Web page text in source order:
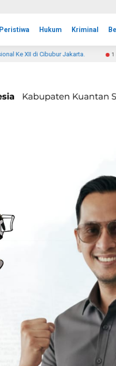
Peristiwa Hukum Kriminal
1 hari lalu Kasdim 0314/Inhil